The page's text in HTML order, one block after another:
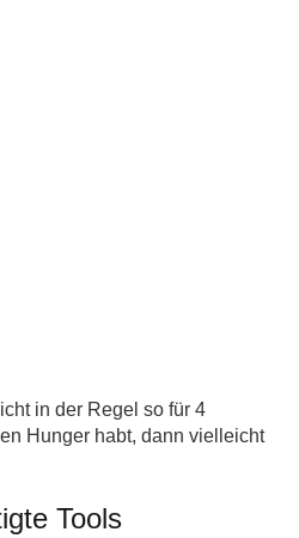
in der Regel so für 4
Hunger habt, dann vielleicht
Tools